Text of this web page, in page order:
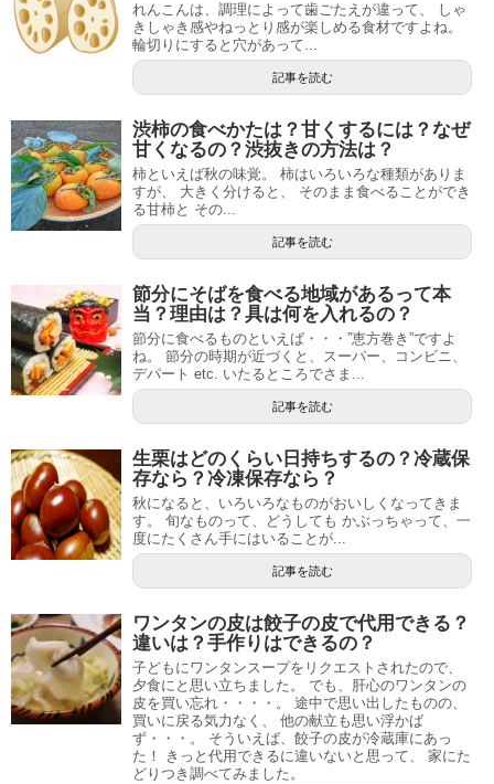
れんこんは、調理によって歯ごたえが違って、 しゃ
きしゃき感やねっとり感が楽しめる食材ですよね。
輪切りにすると穴があって...
記事を読む
渋柿の食べかたは？甘くするには？なぜ
甘くなるの？渋抜きの方法は？
柿といえば秋の味覚。 柿はいろいろな種類がありま
すが、 大きく分けると、 そのまま食べることができ
る甘柿と その...
記事を読む
節分にそばを食べる地域があるって本
当？理由は？具は何を入れるの？
節分に食べるものといえば・・・”恵方巻き”ですよ
ね。 節分の時期が近づくと、スーパー、コンビニ、
デパート etc. いたるところでさま...
記事を読む
生栗はどのくらい日持ちするの？冷蔵保
存なら？冷凍保存なら？
秋になると、いろいろなものがおいしくなってきま
す。 旬なものって、どうしても かぶっちゃって、一
度にたくさん手にはいることが...
記事を読む
ワンタンの皮は餃子の皮で代用できる？
違いは？手作りはできるの？
子どもにワンタンスープをリクエストされたので、
夕食にと思い立ちました。 でも、肝心のワンタンの
皮を買い忘れ・・・・。 途中で思い出したものの、
買いに戻る気力なく、 他の献立も思い浮かば
ず・・・。 そういえば、餃子の皮が冷蔵庫にあっ
た！ きっと代用できるに違いないと思って、 家にた
どりつき調べてみました。